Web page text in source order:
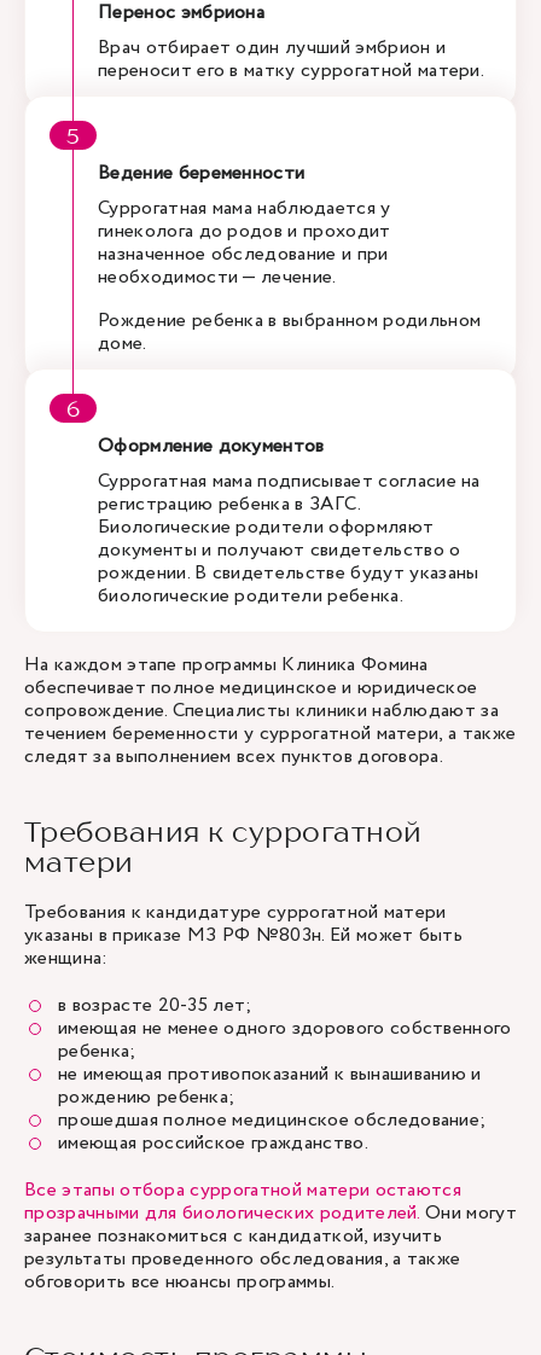
Перенос эмбриона
Врач отбирает один лучший эмбрион и
переносит его в матку суррогатной матери.
Ведение беременности
Суррогатная мама наблюдается у
гинеколога до родов и проходит
назначенное обследование и при
необходимости — лечение.
Рождение ребенка в выбранном родильном
доме.
Оформление документов
Суррогатная мама подписывает согласие на
регистрацию ребенка в ЗАГС.
Биологические родители оформляют
документы и получают свидетельство о
рождении. В свидетельстве будут указаны
биологические родители ребенка.
На каждом этапе программы Клиника Фомина
обеспечивает полное медицинское и юридическое
сопровождение. Специалисты клиники наблюдают за
течением беременности у суррогатной матери, а также
следят за выполнением всех пунктов договора.
Требования к суррогатной
матери
Требования к кандидатуре суррогатной матери
указаны в приказе МЗ РФ №803н. Ей может быть
женщина:
в возрасте 20-35 лет;
имеющая не менее одного здорового собственного
ребенка;
не имеющая противопоказаний к вынашиванию и
рождению ребенка;
прошедшая полное медицинское обследование;
имеющая российское гражданство.
Все этапы отбора суррогатной матери остаются
прозрачными для биологических родителей. Они могут
заранее познакомиться с кандидаткой, изучить
результаты проведенного обследования, а также
обговорить все нюансы программы.